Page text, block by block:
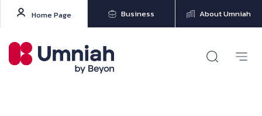
Home Page Business About Umniah